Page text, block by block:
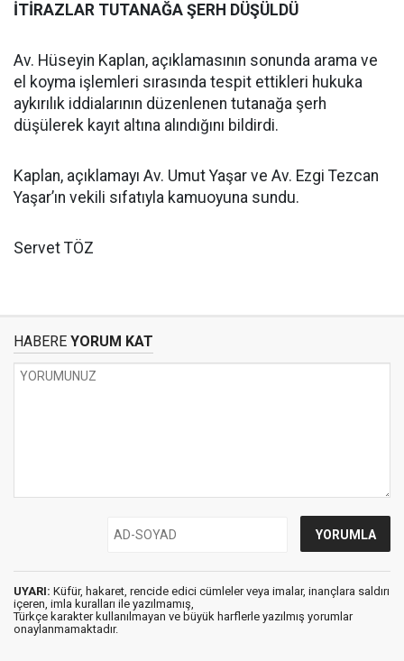
İTİRAZLAR TUTANAĞA ŞERH DÜŞÜLDÜ
Av. Hüseyin Kaplan, açıklamasının sonunda arama ve
el koyma işlemleri sırasında tespit ettikleri hukuka
aykırılık iddialarının düzenlenen tutanağa şerh
düşülerek kayıt altına alındığını bildirdi.
Kaplan, açıklamayı Av. Umut Yaşar ve Av. Ezgi Tezcan
Yaşar’ın vekili sıfatıyla kamuoyuna sundu.
Servet TÖZ
HABERE YORUM KAT
UYARI: Küfür, hakaret, rencide edici cümleler veya imalar, inançlara saldırı
içeren, imla kuralları ile yazılmamış,
Türkçe karakter kullanılmayan ve büyük harflerle yazılmış yorumlar
onaylanmamaktadır.